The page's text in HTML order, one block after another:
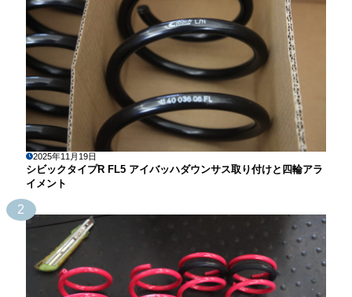
2025年11月19日
シビックタイプR FL5 アイバッハダウンサス取り付けと四輪アラ
イメント
2